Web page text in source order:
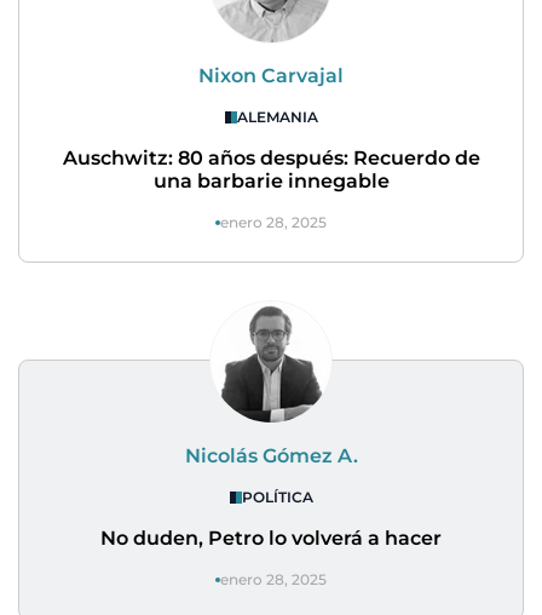
Nixon Carvajal
ALEMANIA
Auschwitz: 80 años después: Recuerdo de
una barbarie innegable
enero 28, 2025
Nicolás Gómez A.
POLÍTICA
No duden, Petro lo volverá a hacer
enero 28, 2025